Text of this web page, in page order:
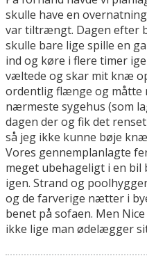
skulle have en
var tiltrængt. Dagen efter
skulle bare lige spille en
ind og køre i flere timer
væltede og skar mit knæ
ordentlig flænge og måtte
nærmeste sygehus (som
dagen der og fik det
så jeg ikke kunne bøje
Vores gennemplanlagte
meget ubehageligt i en bil
igen. Strand og
og de farverige nætter i
benet på sofaen. Men
ikke lige man ødelægger